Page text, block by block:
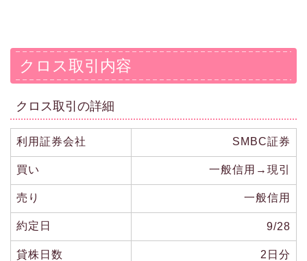
クロス取引内容
クロス取引の詳細
利用証券会社 SMBC証券
買い 一般信用→現引
売り 一般信用
約定日 9/28
貸株日数 2日分